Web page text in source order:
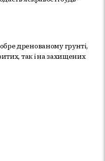
дренованому грунті,
так і на захищених